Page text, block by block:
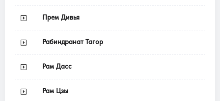
Прем Дивья
Рабиндранат Тагор
Рам Дасс
Рам Цзы